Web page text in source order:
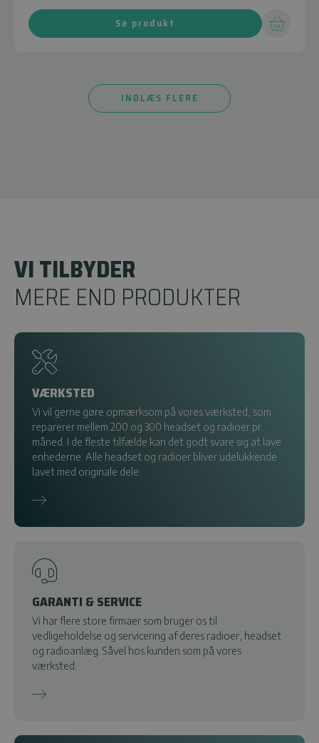
Se produkt
INDLÆS FLERE
VI TILBYDER
MERE END PRODUKTER
VÆRKSTED
Vi vil gerne gøre opmærksom på vores værksted, som
reparerer mellem 200 og 300 headset og radioer pr.
måned. I de fleste tilfælde kan det godt svare sig at lave
enhederne. Alle headset og radioer bliver udelukkende
lavet med originale dele.
GARANTI & SERVICE
Vi har flere store firmaer som bruger os til
vedligeholdelse og servicering af deres radioer, headset
og radioanlæg. Såvel hos kunden som på vores
værksted.